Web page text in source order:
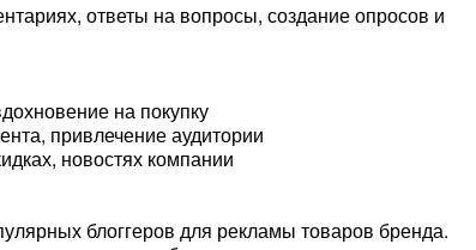
ответы на вопросы, создание опросов и
на покупку
привлечение аудитории
новостях компании
блоггеров для рекламы товаров бренда.